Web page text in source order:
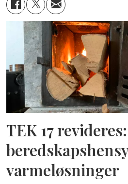
TEK 17
varmeløsninger